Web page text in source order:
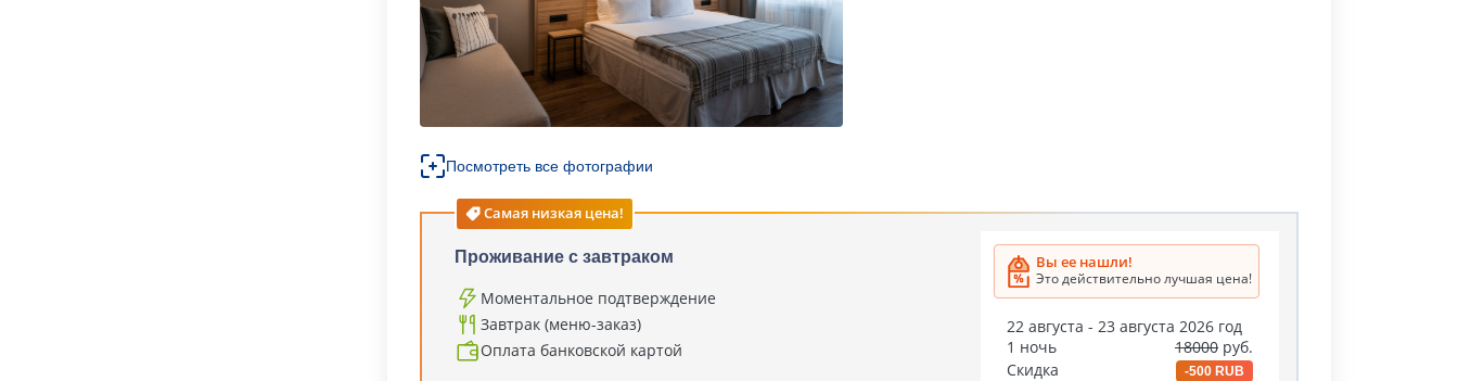
Посмотреть все фотографии
Самая низкая цена!
Проживание с завтраком
Моментальное подтверждение
Завтрак (меню-заказ)
Оплата банковской картой
Вы ее нашли!
Это действительно лучшая цена!
22 августа - 23 августа 2026 год
1 ночь
18000 руб.
Скидка
-500 RUB